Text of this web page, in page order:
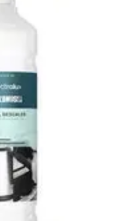
médicaux
Médical